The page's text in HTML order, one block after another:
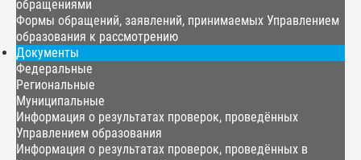
обращениями
Формы обращений, заявлений, принимаемых Управлением
образования к рассмотрению
Документы
Федеральные
Региональные
Муниципальные
Информация о результатах проверок, проведённых
Управлением образования
Информация о результатах проверок, проведённых в